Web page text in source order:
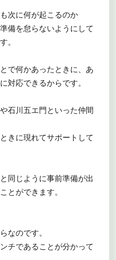
次に何が起こるのか
備を怠らないようにして
。
で何かあったときに、あ
対応できるからです。
石川五エ門といった仲間
きに現れてサポートして
同じように事前準備が出
とができます。
なのです。
チであることが分かって